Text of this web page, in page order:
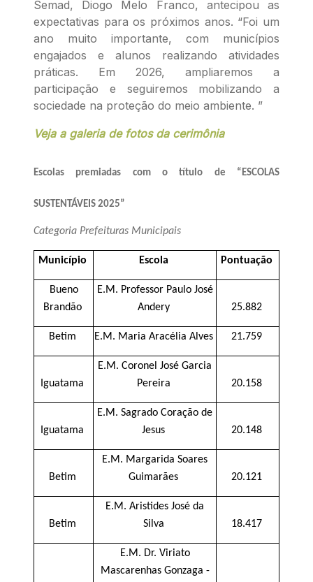
Semad, Diogo Melo Franco, antecipou as
expectativas para os próximos anos. “Foi um
ano muito importante, com municípios
engajados e alunos realizando atividades
práticas. Em 2026, ampliaremos a
participação e seguiremos mobilizando a
sociedade na proteção do meio ambiente. ”
Veja a galeria de fotos da cerimônia
Escolas premiadas com o título de “ESCOLAS
SUSTENTÁVEIS 2025”
Categoria Prefeituras Municipais
Município Escola Pontuação
Bueno
Brandão
E.M. Professor Paulo José
Andery
25.882
Betim E.M. Maria Aracélia Alves 21.759
Iguatama
E.M. Coronel José Garcia
Pereira
20.158
Iguatama
E.M. Sagrado Coração de
Jesus
20.148
Betim
E.M. Margarida Soares
Guimarães
20.121
Betim
E.M. Aristides José da
Silva
18.417
E.M. Dr. Viriato
Mascarenhas Gonzaga -